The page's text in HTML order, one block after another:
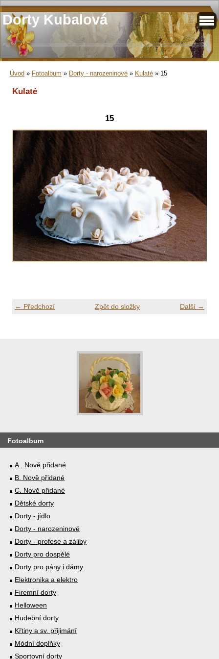
Dorty Kubalová
Úvod » Fotoalbum » Dorty - narozeninové » Kulaté » 15
Kulaté
15
← Předchozí Další →
Zpět do složky
Fotoalbum
A . Nově přidané
B. Nově přidané
C. Nově přidané
Dětské dorty
Dorty - jídlo
Dorty - narozeninové
Dorty - profese a záliby
Dorty pro dospělé
Dorty pro pány i dámy
Elektronika a elektro
Firemní dorty
Helloween
Hudební dorty
Křtiny a sv. přijimání
Módní doplňky
Sportovní dorty